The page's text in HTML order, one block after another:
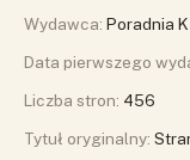
Wydawca: Poradnia K
Data pierwszego
Liczba stron: 456
Tytuł oryginalny: